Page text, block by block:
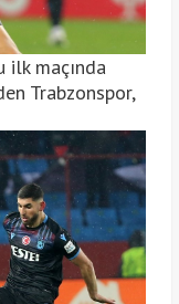
maçında
Trabzonspor,